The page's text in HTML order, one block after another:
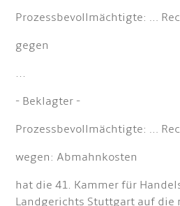
Prozessbevollmächtigte: …
gegen
...
- Beklagter -
Prozessbevollmächtigte: …
wegen: Abmahnkosten
hat die 41. Kammer für
Landgerichts Stuttgart auf die